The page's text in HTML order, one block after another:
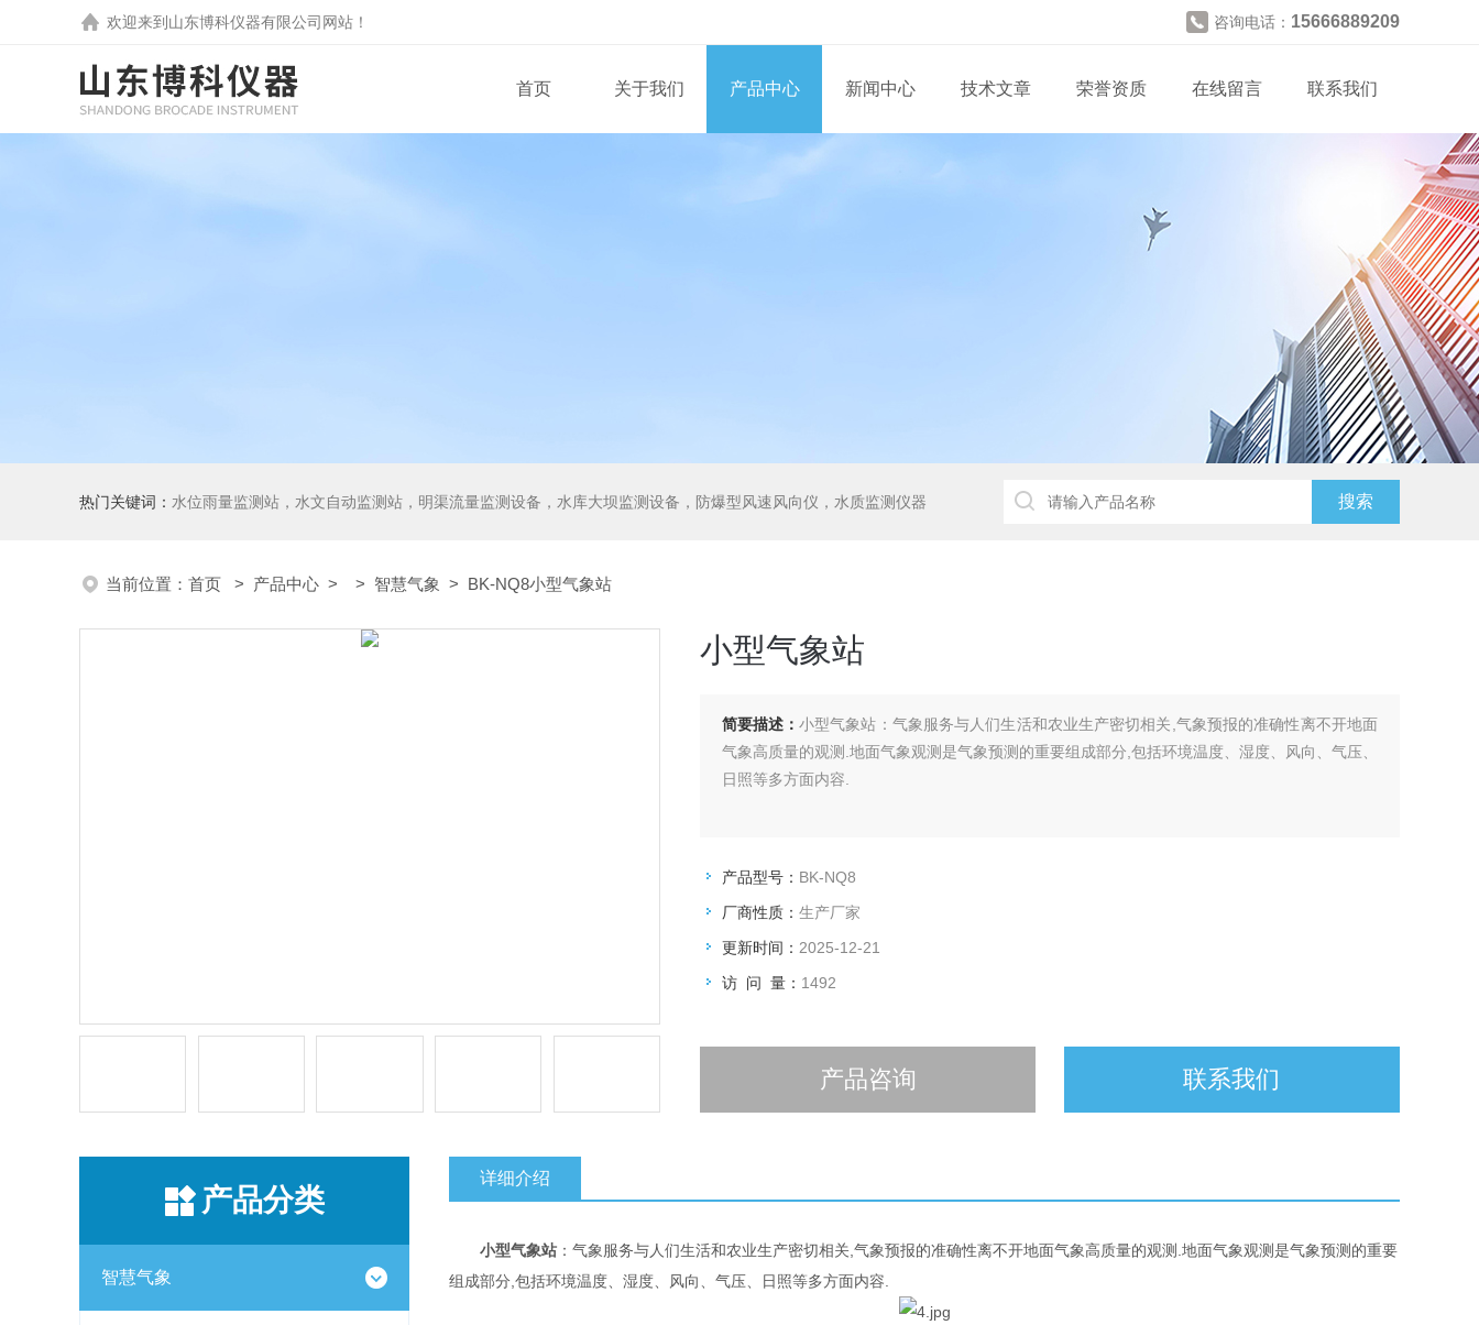
欢迎来到 山东博科仪器有限公司 网站！ 咨询电话： 15666889209
首页 关于我们 产品中心 新闻中心 技术文章 荣誉资质 在线留言 联系我们
热门关键词： 水位雨量监测站，水文自动监测站，明渠流量监测设备，水库大坝监测设备，防爆型风速风向仪，水质监测仪器
当前位置： 首页 > 产品中心 > > 智慧气象 > BK-NQ8小型气象站
小型气象站
简要描述： 小型气象站：气象服务与人们生活和农业生产密切相关,气象预报的准确性离不开地面
气象高质量的观测.地面气象观测是气象预测的重要组成部分,包括环境温度、湿度、风向、气压、
日照等多方面内容.
产品型号： BK-NQ8
厂商性质： 生产厂家
更新时间： 2025-12-21
访 问 量： 1492
产品咨询 联系我们
产品分类
智慧气象
详细介绍
小型气象站 ：气象服务与人们生活和农业生产密切相关,气象预报的准确性离不开地面气象高质量的观测.地面气象观测是气象预测的重要
组成部分,包括环境温度、湿度、风向、气压、日照等多方面内容.